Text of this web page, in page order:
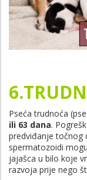
Pseća trudnoća
ili 63 dana.
predviđanje točnog
spermatozoidi
jajašca u bilo koje
razvoja prije nego